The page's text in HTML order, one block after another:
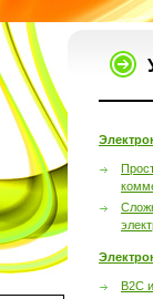
B2C